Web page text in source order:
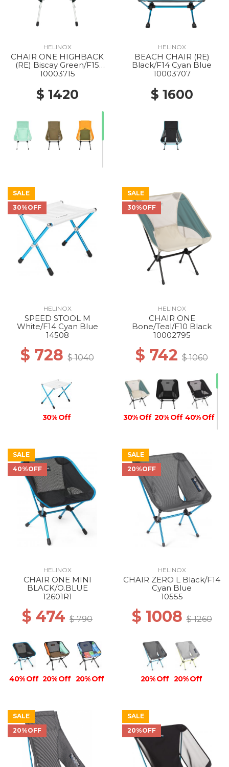
HELINOX
CHAIR ONE HIGHBACK
(RE) Biscay Green/F15
Silver
10003715
$ 1420
HELINOX
BEACH CHAIR (RE)
Black/F14 Cyan Blue
10003707
$ 1600
SALE
30%OFF
HELINOX
SPEED STOOL M
White/F14 Cyan Blue
14508
$ 728 $ 1040
30% Off
SALE
30%OFF
HELINOX
CHAIR ONE
Bone/Teal/F10 Black
10002795
$ 742 $ 1060
30% Off 20% Off 40% Off
40% Off 40% Off 40% Off
40% Off 40% Off 40% Off
40% Off 50% Off
SALE
40%OFF
HELINOX
CHAIR ONE MINI
BLACK/O.BLUE
12601R1
$ 474 $ 790
40% Off 20% Off 20% Off
SALE
20%OFF
HELINOX
CHAIR ZERO L Black/F14
Cyan Blue
10555
$ 1008$ 1260
20% Off 20% Off
SALE
20%OFF
SALE
20%OFF